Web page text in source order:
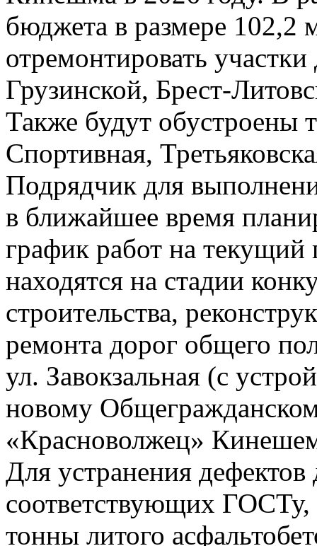
бюджета в размере 102,2
отремонтировать
Грузинской, Брест-
Также будут обустроены
Спортивная,
Подрядчик для
в ближайшее время
график работ на текущий
находятся на стадии
строительства,
ремонта дорог общего
ул. Завокзальная (с
новому
«Красноволжец»
Для устранения
соответствующих ГОСТу,
тонны литого